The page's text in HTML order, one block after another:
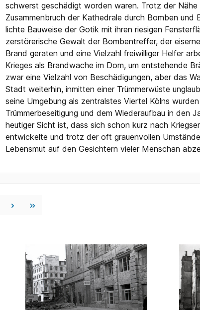
schwerst geschädigt worden waren. Trotz der
Zusammenbruch der Kathedrale durch Bomben und
lichte Bauweise der Gotik mit ihren riesigen
zerstörerische Gewalt der Bombentreffer, der
Brand geraten und eine Vielzahl freiwilliger Helfer
Krieges als Brandwache im Dom, um entstehende
zwar eine Vielzahl von Beschädigungen, aber das
Stadt weiterhin, inmitten einer Trümmerwüste
seine Umgebung als zentralstes Viertel Kölns
Trümmerbeseitigung und dem Wiederaufbau in den
heutiger Sicht ist, dass sich schon kurz nach
entwickelte und trotz der oft grauenvollen
Lebensmut auf den Gesichtern vieler Menschan